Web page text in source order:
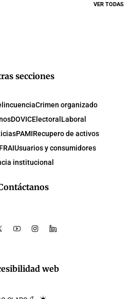
VER TODAS
web
secciones
Crimen organizado
DOVICElectoral Laboral
PAMIRecupero de activos
Usuarios y consumidores
institucional